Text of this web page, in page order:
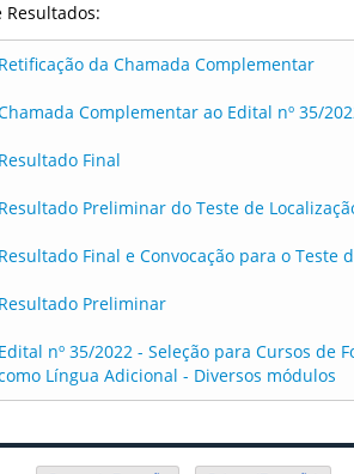
Resultados:
Retificação da Chamada Complementar
Complementar ao Edital nº 35/
Resultado Final
Resultado Preliminar do Teste de
Resultado Final e Convocação para o Teste
Resultado Preliminar
Edital nº 35/2022 - Seleção para Cursos de
Língua Adicional - Diversos módulos